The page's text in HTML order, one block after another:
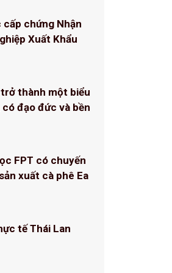
cấp chứng Nhận
Xuất Khẩu
thành một biểu
đạo đức và bền
FPT có chuyến
xuất cà phê Ea
tế Thái Lan